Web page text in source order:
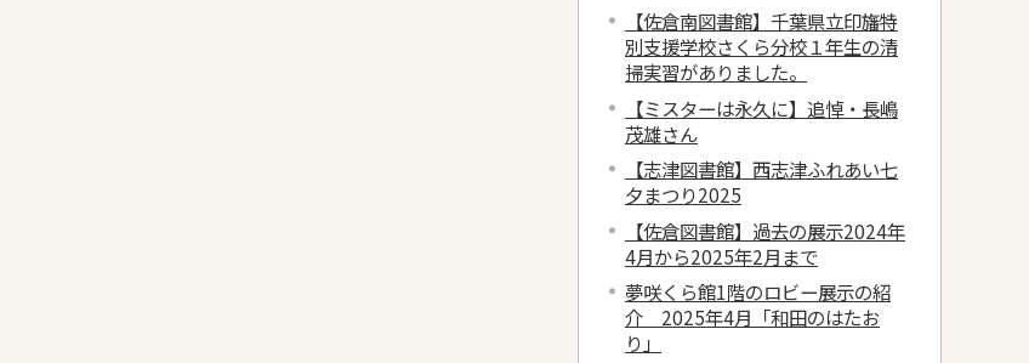
【佐倉南図書館】千葉県立印旛特
別支援学校さくら分校１年生の清
掃実習がありました。
【ミスターは永久に】追悼・長嶋
茂雄さん
【志津図書館】西志津ふれあい七
夕まつり2025
【佐倉図書館】過去の展示2024年
4月から2025年2月まで
夢咲くら館1階のロビー展示の紹
介 2025年4月「和田のはたお
り」